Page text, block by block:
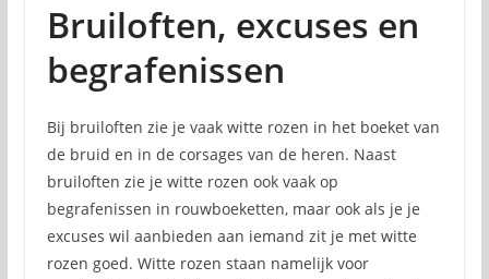
Bruiloften, excuses en
begrafenissen
Bij bruiloften zie je vaak witte rozen in het boeket van
de bruid en in de corsages van de heren. Naast
bruiloften zie je witte rozen ook vaak op
begrafenissen in rouwboeketten, maar ook als je je
excuses wil aanbieden aan iemand zit je met witte
rozen goed. Witte rozen staan namelijk voor